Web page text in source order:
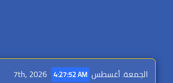
الجمعة. أغسطس 7th, 2026 4:27:54 AM